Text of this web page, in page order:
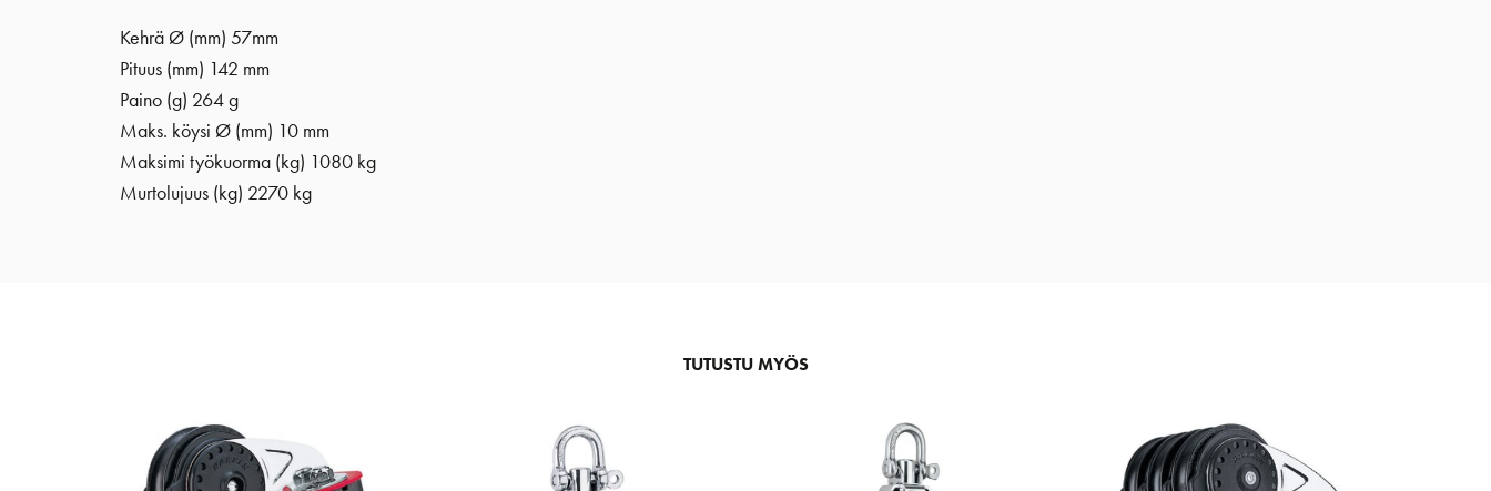
Kehrä Ø (mm) 57mm
Pituus (mm) 142 mm
Paino (g) 264 g
Maks. köysi Ø (mm) 10 mm
Maksimi työkuorma (kg) 1080 kg
Murtolujuus (kg) 2270 kg
TUTUSTU MYÖS